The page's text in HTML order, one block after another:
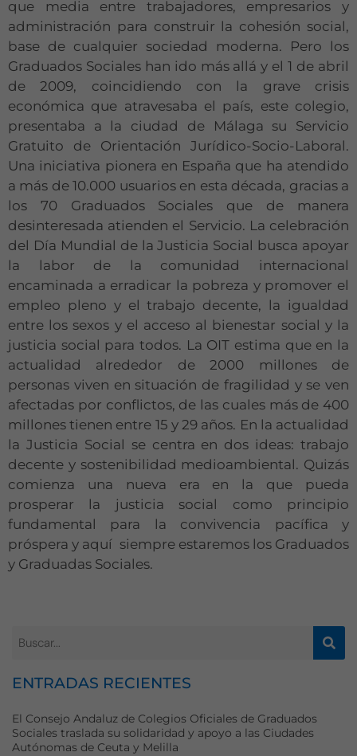
que media entre trabajadores, empresarios y
administración para construir la cohesión social,
base de cualquier sociedad moderna. Pero los
Graduados Sociales han ido más allá y el 1 de abril
de 2009, coincidiendo con la grave crisis
económica que atravesaba el país, este colegio,
presentaba a la ciudad de Málaga su Servicio
Gratuito de Orientación Jurídico-Socio-Laboral.
Una iniciativa pionera en España que ha atendido
a más de 10.000 usuarios en esta década, gracias a
los 70 Graduados Sociales que de manera
desinteresada atienden el Servicio. La celebración
del Día Mundial de la Justicia Social busca apoyar
la labor de la comunidad internacional
encaminada a erradicar la pobreza y promover el
empleo pleno y el trabajo decente, la igualdad
entre los sexos y el acceso al bienestar social y la
justicia social para todos. La OIT estima que en la
actualidad alrededor de 2000 millones de
personas viven en situación de fragilidad y se ven
afectadas por conflictos, de las cuales más de 400
millones tienen entre 15 y 29 años. En la actualidad
la Justicia Social se centra en dos ideas: trabajo
decente y sostenibilidad medioambiental. Quizás
comienza una nueva era en la que pueda
prosperar la justicia social como principio
fundamental para la convivencia pacífica y
próspera y aquí siempre estaremos los Graduados
y Graduadas Sociales.
ENTRADAS RECIENTES
El Consejo Andaluz de Colegios Oficiales de Graduados
Sociales traslada su solidaridad y apoyo a las Ciudades
Autónomas de Ceuta y Melilla
son
opcionales.